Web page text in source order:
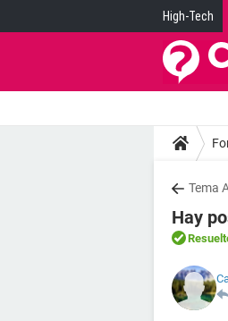
High-Tech
Tema
Hay